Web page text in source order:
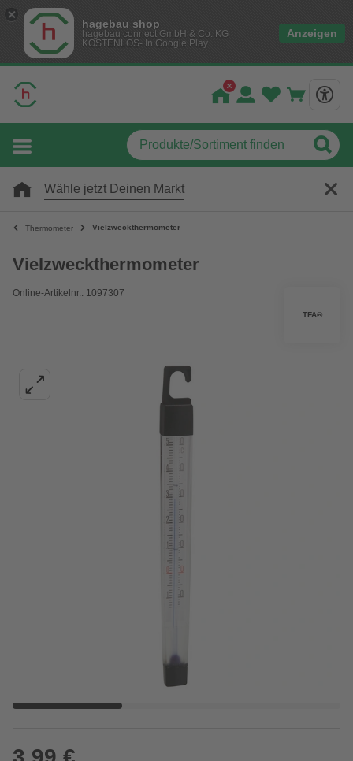
hagebau shop
hagebau connect GmbH & Co. KG
KOSTENLOS- In Google Play
Anzeigen
Wähle jetzt Deinen Markt
Thermometer Vielzweckthermometer
Vielzweckthermometer
Online-Artikelnr.: 1097307
TFA®